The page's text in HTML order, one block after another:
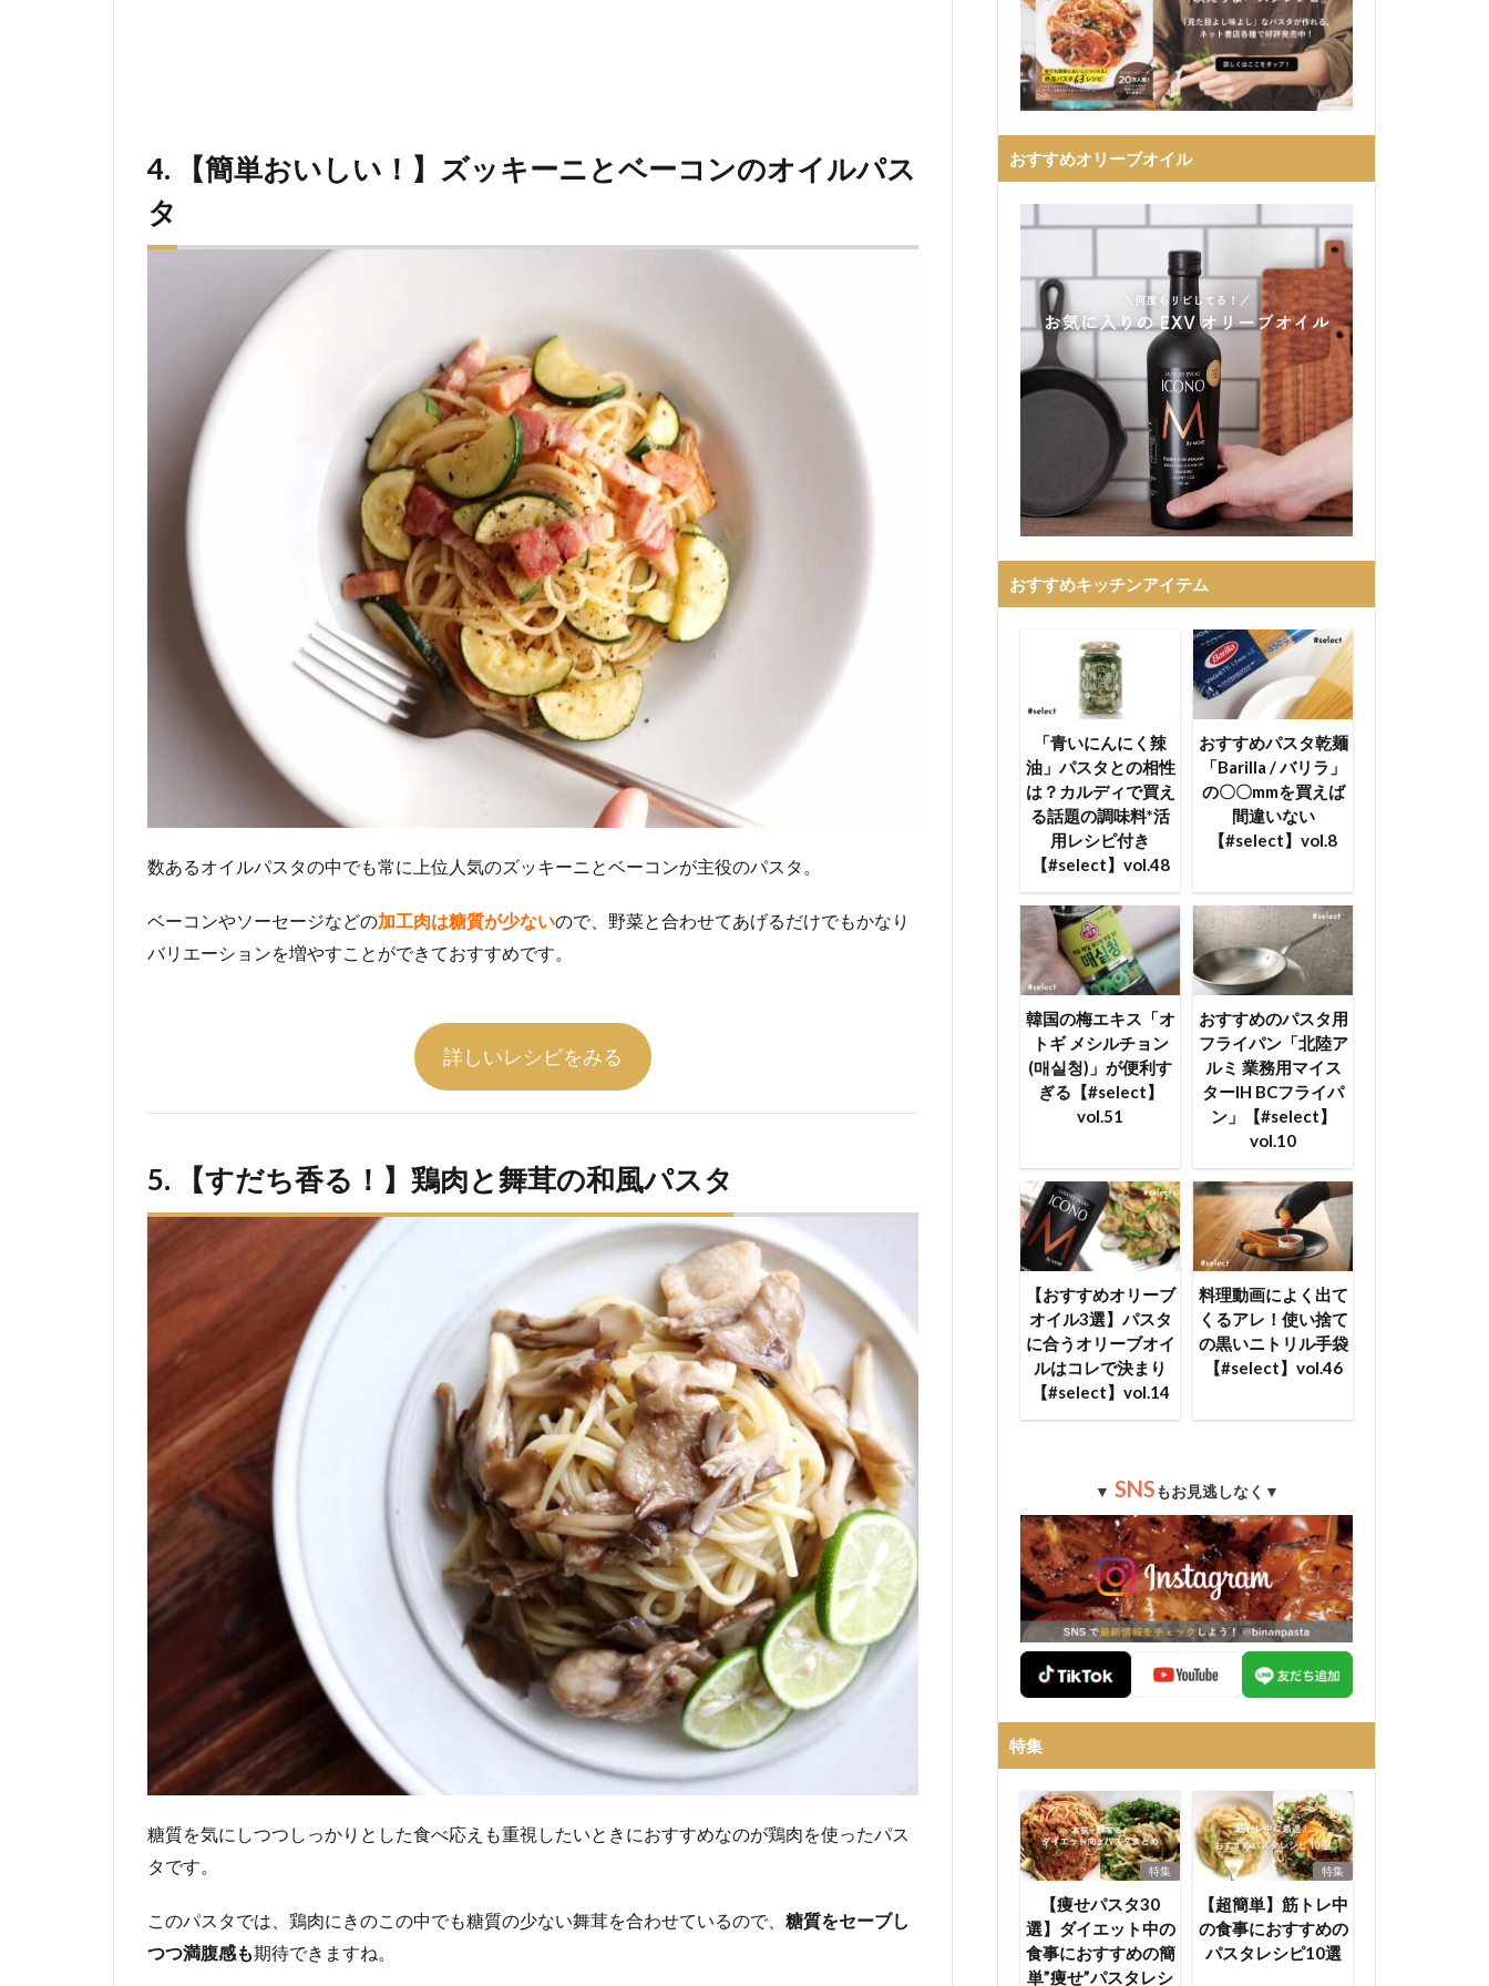
4. 【簡単おいしい！】ズッキーニとベーコンのオイルパス
タ
数あるオイルパスタの中でも常に上位人気のズッキーニとベーコンが主役のパスタ。
ベーコンやソーセージなどの加工肉は糖質が少ないので、野菜と合わせてあげるだけでもかなり
バリエーションを増やすことができておすすめです。
詳しいレシピをみる
5. 【すだち香る！】鶏肉と舞茸の和風パスタ
糖質を気にしつつしっかりとした食べ応えも重視したいときにおすすめなのが鶏肉を使ったパス
タです。
このパスタでは、鶏肉にきのこの中でも糖質の少ない舞茸を合わせているので、 糖質をセーブし
つつ満腹感も期待できますね。
おすすめオリーブオイル
おすすめキッチンアイテム
「青いにんにく辣
油」パスタとの相性
は？カルディで買え
る話題の調味料*活
用レシピ付き
【#select】vol.48
おすすめパスタ乾麺
「Barilla / バリラ」
の〇〇mmを買えば
間違いない
【#select】vol.8
韓国の梅エキス「オ
トギ メシルチョン
(매실청)」が便利す
ぎる【#select】
vol.51
おすすめのパスタ用
フライパン「北陸ア
ルミ 業務用マイス
ターIH BCフライパ
ン」【#select】
vol.10
【おすすめオリーブ
オイル3選】パスタ
に合うオリーブオイ
ルはコレで決まり
【#select】vol.14
料理動画によく出て
くるアレ！使い捨て
の黒いニトリル手袋
【#select】vol.46
▼ SNSもお見逃しなく▼
特集
特集
【痩せパスタ30
選】ダイエット中の
食事におすすめの簡
単”痩せ”パスタレシ
特集
【超簡単】筋トレ中
の食事におすすめの
パスタレシピ10選